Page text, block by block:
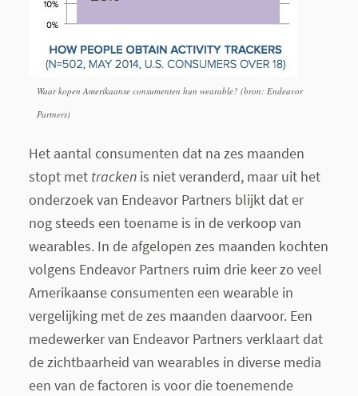
Waar kopen Amerikaanse consumenten hun wearable? (bron: Endeavor
Partners)
Het aantal consumenten dat na zes maanden
stopt met trackenis niet veranderd, maar uit het
onderzoek van Endeavor Partners blijkt dat er
nog steeds een toename is in de verkoop van
wearables. In de afgelopen zes maanden kochten
volgens Endeavor Partners ruim drie keer zo veel
Amerikaanse consumenten een wearable in
vergelijking met de zes maanden daarvoor. Een
medewerker van Endeavor Partners verklaart dat
de zichtbaarheid van wearables in diverse media
een van de factoren is voor die toenemende